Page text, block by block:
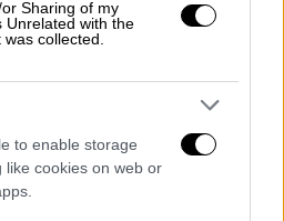
Sharing of my
Unrelated with the
collected.
to enable storage
like cookies on web or
video